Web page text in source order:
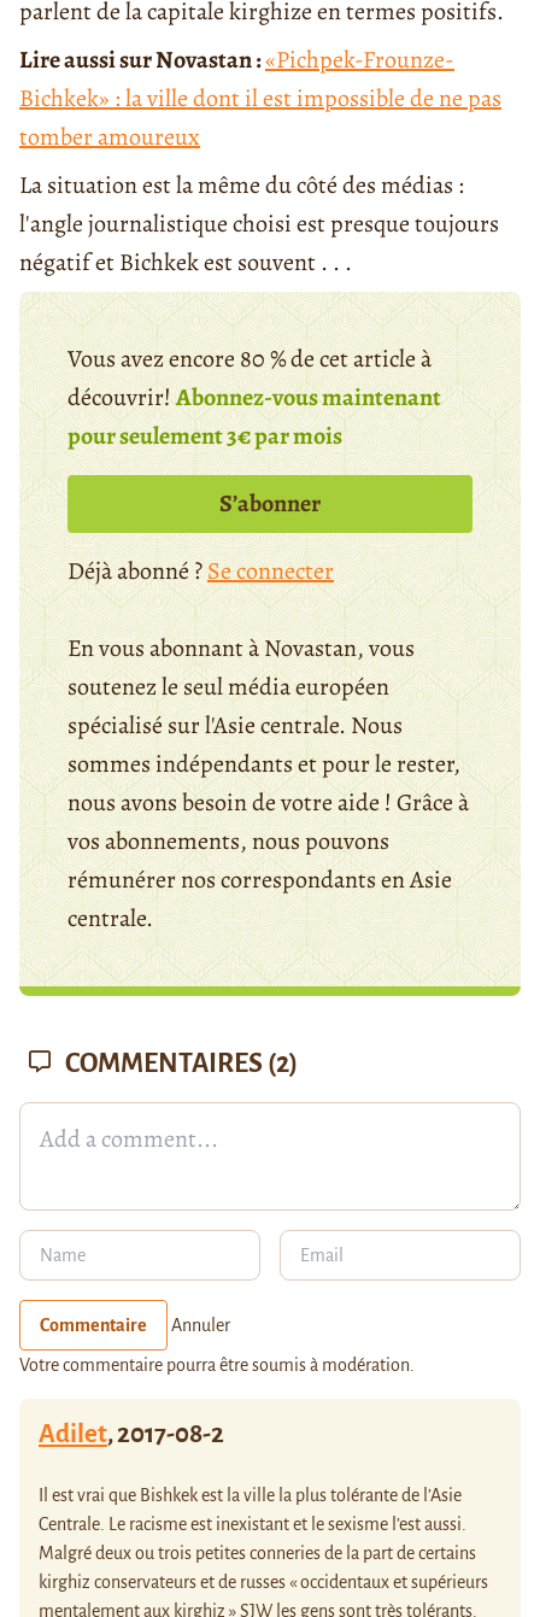
parlent de la capitale kirghize en termes positifs.
Lire aussi sur Novastan :«Pichpek-Frounze-
Bichkek» : la ville dont il est impossible de ne pas
tomber amoureux
La situation est la même du côté des médias :
l'angle journalistique choisi est presque toujours
négatif et Bichkek est souvent . . .
Vous avez encore 80 % de cet article à
découvrir!Abonnez-vous maintenant
pour seulement 3€ par mois
S’abonner
Déjà abonné ?Se connecter
En vous abonnant à Novastan, vous
soutenez le seul média européen
spécialisé sur l'Asie centrale. Nous
sommes indépendants et pour le rester,
nous avons besoin de votre aide ! Grâce à
vos abonnements, nous pouvons
rémunérer nos correspondants en Asie
centrale.
COMMENTAIRES (2)
Commentaire Annuler
Votre commentaire pourra être soumis à modération.
Adilet,2017-08-2
Il est vrai que Bishkek est la ville la plus tolérante de l’Asie
Centrale. Le racisme est inexistant et le sexisme l’est aussi.
Malgré deux ou trois petites conneries de la part de certains
kirghiz conservateurs et de russes « occidentaux et supérieurs
mentalement aux kirghiz » SJW les gens sont très tolérants.